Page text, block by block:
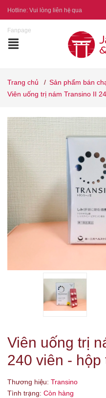
Hotline: Vui lòng liên hệ qua
Fanpage
Trang chủ / Sản phẩm bán
Viên uống trị nám Transino II
Viên uống trị
240 viên - hộp
Thương hiệu: Transino
Tình trạng: Còn hàng